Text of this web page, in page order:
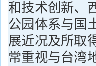
和技术创新、
公园体系与国
展近况及所取
常重视与台湾